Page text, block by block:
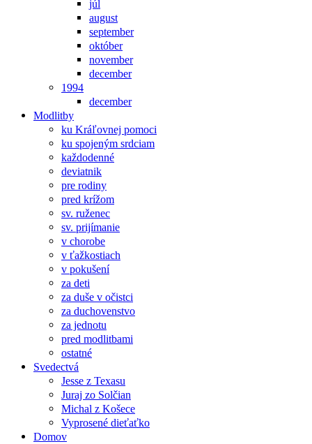
júl
august
september
október
november
december
1994
december
Modlitby
ku Kráľovnej pomoci
ku spojeným srdciam
každodenné
deviatnik
pre rodiny
pred krížom
sv. ruženec
sv. prijímanie
v chorobe
v ťažkostiach
v pokušení
za deti
za duše v očistci
za duchovenstvo
za jednotu
pred modlitbami
ostatné
Svedectvá
Jesse z Texasu
Juraj zo Solčian
Michal z Košece
Vyprosené dieťaťko
Domov